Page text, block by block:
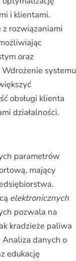
i klientami.
rozwiązaniami
oraz
systemu
obsługi klienta
działalności.
parametrów
mający
elektronicznych
pozwala na
kradzieże paliwa
danych o
edukację